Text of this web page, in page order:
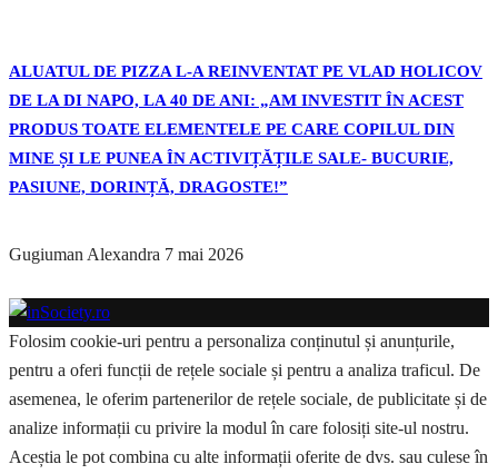
ALUATUL DE PIZZA L-A REINVENTAT PE VLAD HOLICOV
DE LA DI NAPO, LA 40 DE ANI: „AM INVESTIT ÎN ACEST
PRODUS TOATE ELEMENTELE PE CARE COPILUL DIN
MINE ȘI LE PUNEA ÎN ACTIVIȚĂȚILE SALE- BUCURIE,
PASIUNE, DORINȚĂ, DRAGOSTE!”
Gugiuman Alexandra 7 mai 2026
Folosim cookie-uri pentru a personaliza conținutul și anunțurile,
pentru a oferi funcții de rețele sociale și pentru a analiza traficul. De
asemenea, le oferim partenerilor de rețele sociale, de publicitate și de
analize informații cu privire la modul în care folosiți site-ul nostru.
Aceștia le pot combina cu alte informații oferite de dvs. sau culese în